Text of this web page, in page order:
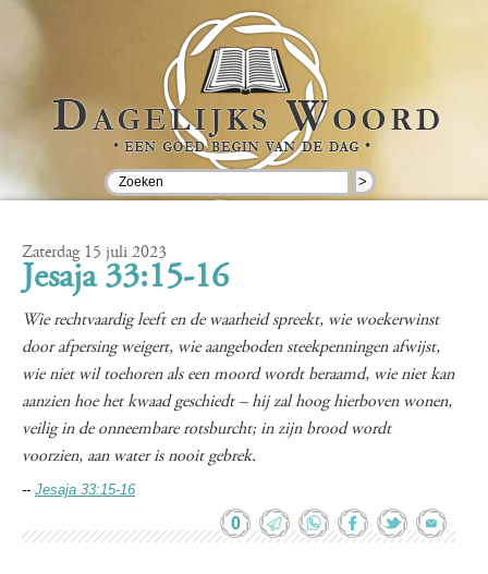
>
Zaterdag 15 juli 2023
Jesaja 33:15-16
Wie rechtvaardig leeft en de waarheid spreekt, wie woekerwinst
door afpersing weigert, wie aangeboden steekpenningen afwijst,
wie niet wil toehoren als een moord wordt beraamd, wie niet kan
aanzien hoe het kwaad geschiedt – hij zal hoog hierboven wonen,
veilig in de onneembare rotsburcht; in zijn brood wordt
voorzien, aan water is nooit gebrek.
-- Jesaja 33:15-16
0